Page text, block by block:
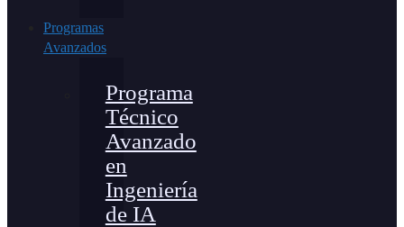
Programas
Avanzados
Programa
Técnico
Avanzado
en
Ingeniería
de IA